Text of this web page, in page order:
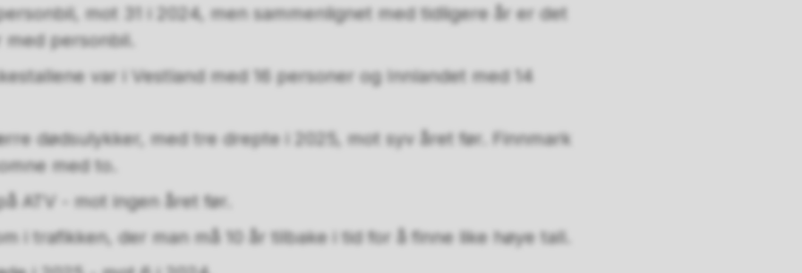
mot 31 i 2024, men sammenlignet med tidligere år er det
personbil.
var i Vestland med 16 personer og Innlandet med 14
dødsulykker, med tre drepte i 2025, mot syv året før. Finnmark
med to.
ATV - mot ingen året før.
i trafikken, der man må 10 år tilbake i tid for å finne like høye tall.